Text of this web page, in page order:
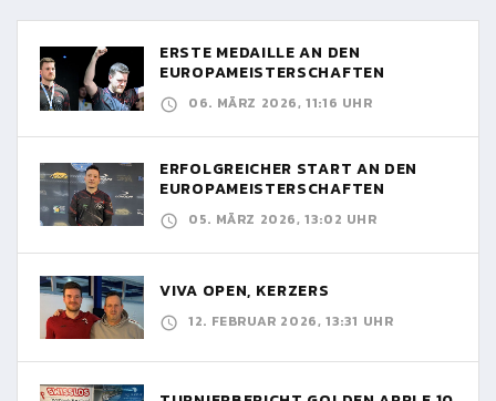
ERSTE MEDAILLE AN DEN
EUROPAMEISTERSCHAFTEN
06. MÄRZ 2026, 11:16 UHR
ERFOLGREICHER START AN DEN
EUROPAMEISTERSCHAFTEN
05. MÄRZ 2026, 13:02 UHR
VIVA OPEN, KERZERS
12. FEBRUAR 2026, 13:31 UHR